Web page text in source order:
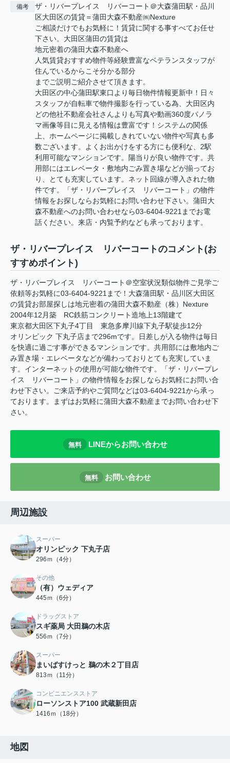
備考
ザ・リバープレイス リバーコート＠大森蒲田駅・品川
区大田区の賃貸＝蒲田大森不動産㈱Nexture
ご相談だけでもお気軽に！賃貸に関する事すべてお任せ
下さい。大田区蒲田の賃貸は
地元密着の蒲田大森不動産へ
人気賃貸おすすめ物件等経験豊富なベテランスタッフが
住んでいるからこそ分かる部分
までご説明ご紹介させて頂きます。
大田区の中心蒲田駅東口より毎日物件情報更新中！日々
スタッフが自転車で物件撮影を行っている為、大田区内
どの他社不動産会社さんよりも写真や動画360度パノラ
マ画像等目に見える情報は豊富です！システムの関係
上、ホームページに掲載しきれていない物件や写真も多
数ございます。よくお出かけをする方にも便利な、2駅
利用可能なマンションです。陽当りが良い物件です。共
用部にはエレベータ・敷地内ごみ置き場などが揃ってお
り、とても充実しています。ネット回線が導入された物
件です。「ザ・リバープレイス リバーコート」の物件
情報をお探しならお気軽にお問い合わせ下さい。蒲田大
森不動産へのお問い合わせなら03-6404-9221までお電
話ください。来店・内覧予約なども承っております。
ザ・リバープレイス リバーコートのコメント(お
すすめポイント)
ザ・リバープレイス リバーコート＠空室状況類似物件ご見学ご
依頼等お気軽に03-6404-9221まで！大森蒲田駅・品川区大田区
の賃貸お部屋探しは地元密着の蒲田大森不動産（株）Nexture
2004年12月築 RC鉄筋コンクリート造地上13階建て
東京都大田区下丸子4丁目 東急多摩川線下丸子駅徒歩12分
オリンピック 下丸子店まで296mです。日差しが入る物件は毎日
を快適に過ごす事ができるマンションです。共用部には敷地内ご
み置き場・エレベータなどが備わっておりとても充実していま
す。インターネットの使用が可能な物件です。「ザ・リバープレ
イス リバーコート」の物件情報をお探しならお気軽にお問い合
わせ下さい。ご来店予約やご質問などは03-6404-9221から承っ
ております。まずはお気軽に蒲田大森不動産までお問い合わせ下
さい。
無料 LINEからお問い合わせ
無料 お問い合わせ
周辺施設
スーパー
オリンピック 下丸子店
296ｍ（4分）
その他
（有）ウェディア
445ｍ（6分）
ドラッグストア
スギ薬局 大田鵜の木店
556ｍ（7分）
スーパー
まいばすけっと 鵜の木２丁目店
813ｍ（11分）
コンビニエンスストア
ローソンストア100 武蔵新田店
1416ｍ（18分）
地図